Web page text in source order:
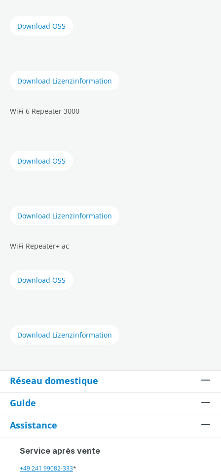
Download OSS
Download Lizenzinformation
WiFi 6 Repeater 3000
Download OSS
Download Lizenzinformation
WiFi Repeater+ ac
Download OSS
Download Lizenzinformation
Réseau domestique
Guide
Assistance
Service après vente
+49 241 99082-333*